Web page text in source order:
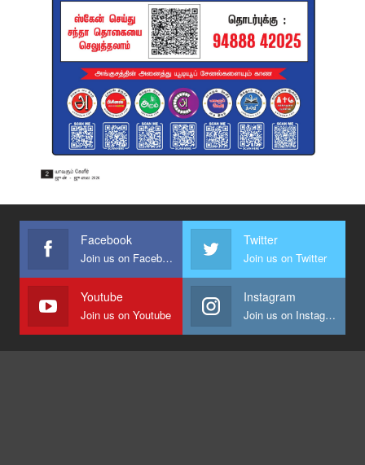
Facebook
Join us on Facebook
Twitter
Join us on Twitter
Youtube
Join us on Youtube
Instagram
Join us on Instagram